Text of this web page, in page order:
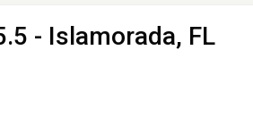
- Islamorada, FL